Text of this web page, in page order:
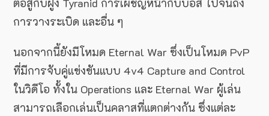
ต่อสู้กับฝูง Tyranid การเผชิญหน้ากับบอส ไปจนถึง
การวางระเบิด และอื่น ๆ
นอกจากนี้ยังมีโหมด Eternal War ซึ่งเป็นโหมด PvP
ที่มีการจับคู่แข่งขันแบบ 4v4 Capture and Control
ในวิดีโอ ทั้งใน Operations และ Eternal War ผู้เล่น
สามารถเลือกเล่นเป็นคลาสที่แตกต่างกัน ซึ่งแต่ละ